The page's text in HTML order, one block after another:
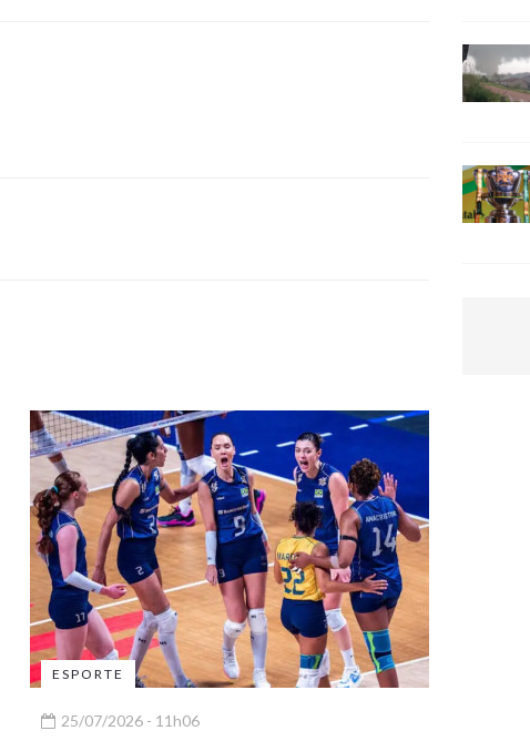
ESPORTE
25/07/2026 - 11h06